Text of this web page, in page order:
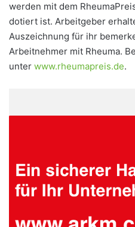
werden mit dem
dotiert ist. Arbeitgeber
Auszeichnung für ihr
Arbeitnehmer mit Rheuma.
unter www.rheumapreis.de.